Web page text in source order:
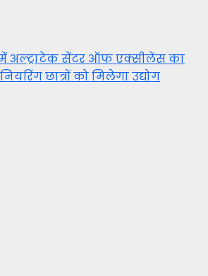
में अल्ट्राटेक सेंटर ऑफ एक्सीलेंस का
छात्रों को मिलेगा उद्योग